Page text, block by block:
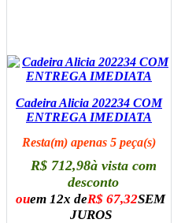
Cadeira Alicia 202234 COM
ENTREGA IMEDIATA
Resta(m) apenas 5 peça(s)
R$ 712,98à vista com
desconto
ouem 12x deR$ 67,32SEM
JUROS